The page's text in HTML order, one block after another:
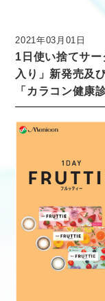
ニュース
採用情報
医療従事者向け情報
2021年03月01日
1日使い捨てサ
入り」新発売及
「カラコン健康